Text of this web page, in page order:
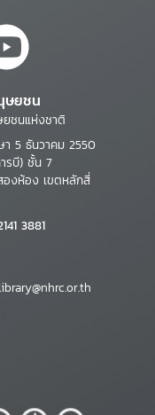
ษยชน
ชนแห่งชาติ
5 ธันวาคม 2550
รบี) ชั้น 7
งห้อง เขตหลักสี่
3881